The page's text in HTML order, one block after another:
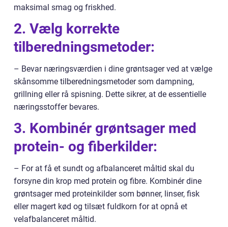
maksimal smag og friskhed.
2. Vælg korrekte
tilberedningsmetoder:
– Bevar næringsværdien i dine grøntsager ved at vælge
skånsomme tilberedningsmetoder som dampning,
grillning eller rå spisning. Dette sikrer, at de essentielle
næringsstoffer bevares.
3. Kombinér grøntsager med
protein- og fiberkilder:
– For at få et sundt og afbalanceret måltid skal du
forsyne din krop med protein og fibre. Kombinér dine
grøntsager med proteinkilder som bønner, linser, fisk
eller magert kød og tilsæt fuldkorn for at opnå et
velafbalanceret måltid.